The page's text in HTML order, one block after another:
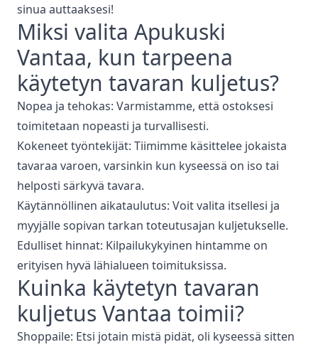
sinua auttaaksesi!
Miksi valita Apukuski
Vantaa, kun tarpeena
käytetyn tavaran kuljetus?
Nopea ja tehokas: Varmistamme, että ostoksesi
toimitetaan nopeasti ja turvallisesti.
Kokeneet työntekijät: Tiimimme käsittelee jokaista
tavaraa varoen, varsinkin kun kyseessä on iso tai
helposti särkyvä tavara.
Käytännöllinen aikataulutus: Voit valita itsellesi ja
myyjälle sopivan tarkan toteutusajan kuljetukselle.
Edulliset hinnat: Kilpailukykyinen hintamme on
erityisen hyvä lähialueen toimituksissa.
Kuinka käytetyn tavaran
kuljetus Vantaa toimii?
Shoppaile: Etsi jotain mistä pidät, oli kyseessä sitten